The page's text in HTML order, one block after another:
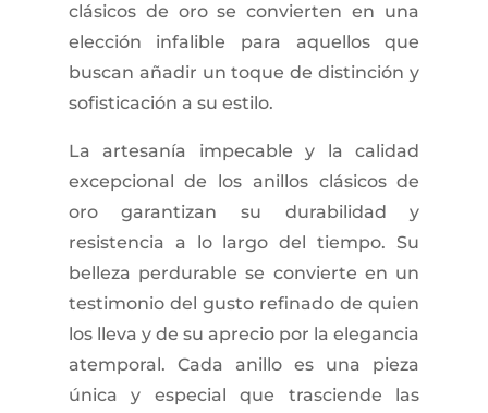
clásicos de oro se convierten en una
elección infalible para aquellos que
buscan añadir un toque de distinción y
sofisticación a su estilo.
La artesanía impecable y la calidad
excepcional de los anillos clásicos de
oro garantizan su durabilidad y
resistencia a lo largo del tiempo. Su
belleza perdurable se convierte en un
testimonio del gusto refinado de quien
los lleva y de su aprecio por la elegancia
atemporal. Cada anillo es una pieza
única y especial que trasciende las